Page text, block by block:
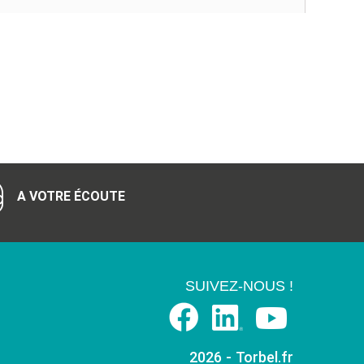
A VOTRE ÉCOUTE
SUIVEZ-NOUS !
2026 - Torbel.fr